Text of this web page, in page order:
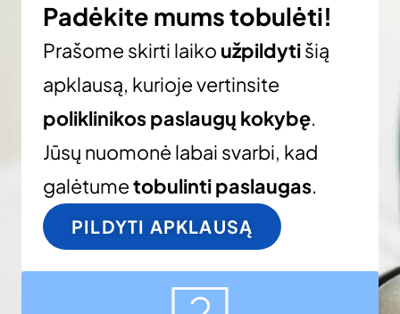
Padėkite mums tobulėti!
Prašome skirti laiko užpildytišią
apklausą, kurioje vertinsite
poliklinikos paslaugų kokybę.
Jūsų nuomonė labai svarbi, kad
galėtumetobulinti paslaugas.
PILDYTI APKLAUSĄ